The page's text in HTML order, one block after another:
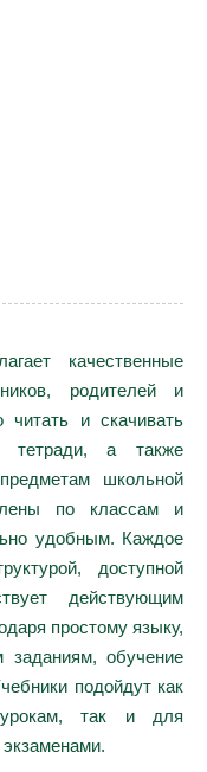
качественные
родителей и
и скачивать
тетради, а также
школьной
по классам и
удобным. Каждое
доступной
действующим
простому языку,
заданиям, обучение
подойдут как
так и для
экзаменами.